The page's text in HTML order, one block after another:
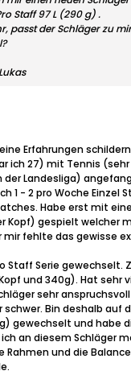
Staff 97 L (290 g) .
passt der Schläger zu
Erfahrungen
ich 27) mit Tennis
der Landesliga)
1 - 2 pro Woche Einzel
Habe erst mit
Kopf) gespielt welcher
fehlte das gewisse
Staff Serie gewechselt.
und 340g). Hat sehr
sehr
Bin deshalb auf
gewechselt und habe
an diesem Schläger
Rahmen und die